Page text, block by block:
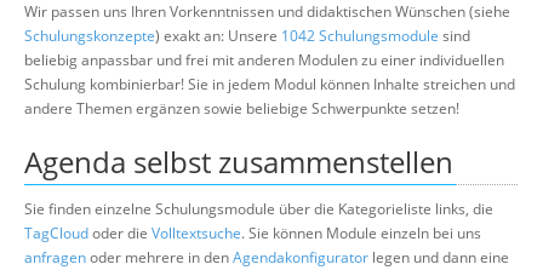
Wir passen uns Ihren Vorkenntnissen und didaktischen Wünschen (siehe
Schulungskonzepte) exakt an: Unsere 1042 Schulungsmodule sind
beliebig anpassbar und frei mit anderen Modulen zu einer individuellen
Schulung kombinierbar! Sie in jedem Modul können Inhalte streichen und
andere Themen ergänzen sowie beliebige Schwerpunkte setzen!
Agenda selbst zusammenstellen
Sie finden einzelne Schulungsmodule über die Kategorieliste links, die
TagCloudoder die Volltextsuche. Sie können Module einzeln bei uns
anfragenoder mehrere in denAgendakonfigurator legen und dann eine